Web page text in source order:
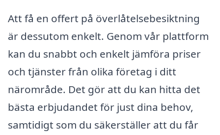
Att få en offert på överlåtelsebesiktning
är dessutom enkelt. Genom vår plattform
kan du snabbt och enkelt jämföra priser
och tjänster från olika företag i ditt
närområde. Det gör att du kan hitta det
bästa erbjudandet för just dina behov,
samtidigt som du säkerställer att du får